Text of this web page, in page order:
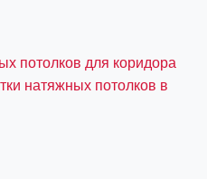
потолков для коридора
натяжных потолков в